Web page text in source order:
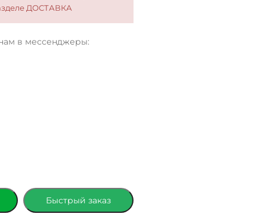
ДОСТАВКА
в мессенджеры:
Быстрый заказ